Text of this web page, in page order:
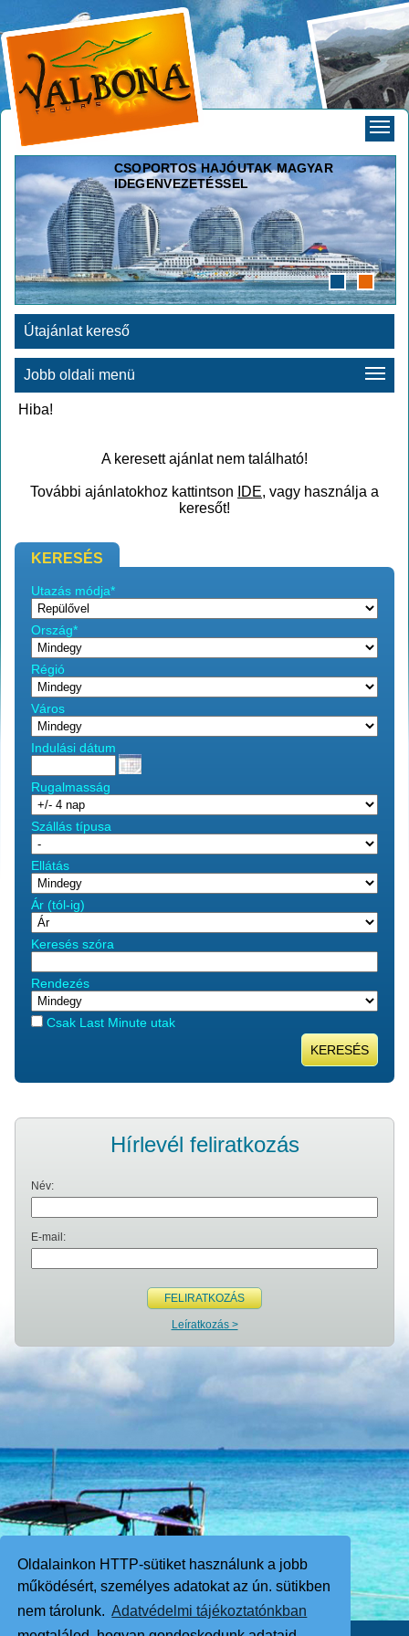
Oldalainkon HTTP-sütiket használunk a jobb
működésért, személyes adatokat az ún. sütikben
nem tárolunk. Adatvédelmi tájékoztatónkban
CSOPORTOS HAJÓUTAK MAGYAR
IDEGENVEZETÉSSEL
Útajánlat kereső
Jobb oldali menü
Hiba!
A keresett ajánlat nem található!
További ajánlatokhoz kattintson IDE, vagy használja a
keresőt!
KERESÉS
Utazás módja*
Ország*
Régió
Város
Indulási dátum
Rugalmasság
Szállás típusa
Ellátás
Ár (tól-ig)
Keresés szóra
Rendezés
Csak Last Minute utak
KERESÉS
Hírlevél feliratkozás
Név:
E-mail:
FELIRATKOZÁS
Leíratkozás >